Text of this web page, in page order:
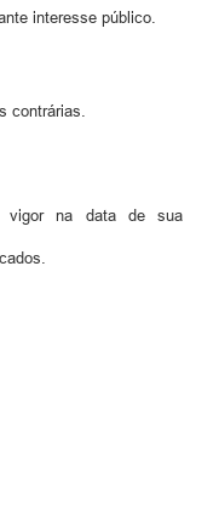
interesse público.
contrárias.
vigor na data de sua